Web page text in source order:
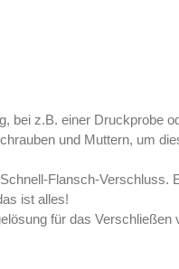
bei z.B. einer Druckprobe
und Muttern, um
Flansch-Verschluss.
ist alles!
für das